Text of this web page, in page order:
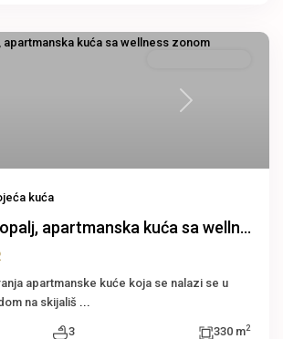
Next
kuća
apartmanska kuća sa welln...
apartmanske kuće koja se nalazi se u
na skijališ ...
3 330 m2